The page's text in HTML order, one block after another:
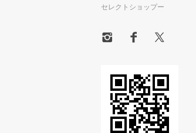
セレクトショップー